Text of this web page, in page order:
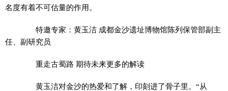
名度有着不可估量的作用。
特邀专家：黄玉洁 成都金沙遗址博物馆陈列保管部副主
任、副研究员
重走古蜀路 期待未来更多的解读
黄玉洁对金沙的热爱和了解，印刻进了骨子里。“从